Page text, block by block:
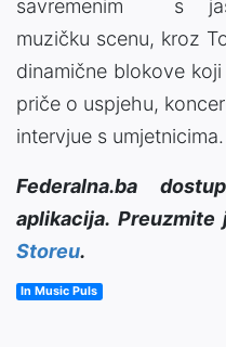
savremenim s
muzičku scenu, kroz
dinamične blokove
priče o uspjehu,
intervjue s umjetnicima.
Federalna.ba
aplikacija. Preuzmite
Storeu.
In Music Puls